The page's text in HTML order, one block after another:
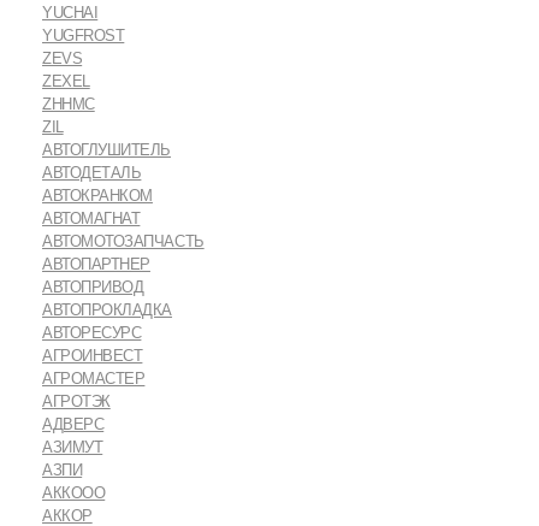
YUCHAI
YUGFROST
ZEVS
ZEXEL
ZHHMC
ZIL
АВТОГЛУШИТЕЛЬ
АВТОДЕТАЛЬ
АВТОКРАНКОМ
АВТОМАГНАТ
АВТОМОТОЗАПЧАСТЬ
АВТОПАРТНЕР
АВТОПРИВОД
АВТОПРОКЛАДКА
АВТОРЕСУРС
АГРОИНВЕСТ
АГРОМАСТЕР
АГРОТЭК
АДВЕРС
АЗИМУТ
АЗПИ
АККООО
АККОР